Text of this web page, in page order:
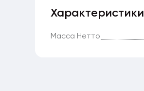
Характеристики
Масса Нетто